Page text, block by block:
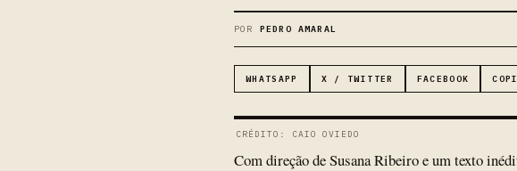
POR PEDRO AMARAL
WHATSAPP X / TWITTER FACEBOOK
CRÉDITO: CAIO OVIEDO
Com direção de Susana Ribeiro e um texto